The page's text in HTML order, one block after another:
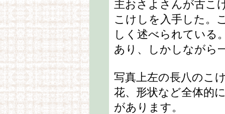
主おさよさんが古こ
こけしを入手した。
しく述べられている
あり、しかしながら
写真上左の長八のこ
花、形状など全体的
があります。